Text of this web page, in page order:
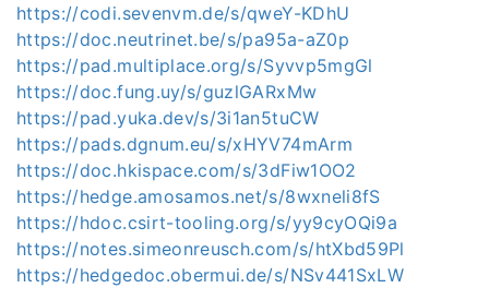
https://codi.sevenvm.de/s/qweY-KDhU
https://doc.neutrinet.be/s/pa95a-aZ0p
https://pad.multiplace.org/s/Syvvp5mgGl
https://doc.fung.uy/s/guzlGARxMw
https://pad.yuka.dev/s/3i1an5tuCW
https://pads.dgnum.eu/s/xHYV74mArm
https://doc.hkispace.com/s/3dFiw1OO2
https://hedge.amosamos.net/s/8wxneli8fS
https://hdoc.csirt-tooling.org/s/yy9cyOQi9a
https://notes.simeonreusch.com/s/htXbd59Pl
https://hedgedoc.obermui.de/s/NSv441SxLW